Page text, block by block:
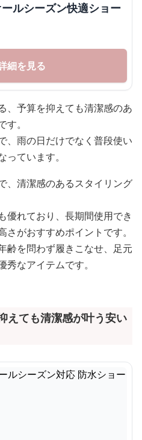
ルシーズン快適ショー
細を見る
、予算を抑えても清潔感のあ
。
、雨の日だけでなく普段使い
ています。
、清潔感のあるスタイリング
優れており、長期間使用でき
がおすすめポイントです。
齢を問わず履きこなせ、足元
なアイテムです。
えても清潔感が叶う安い